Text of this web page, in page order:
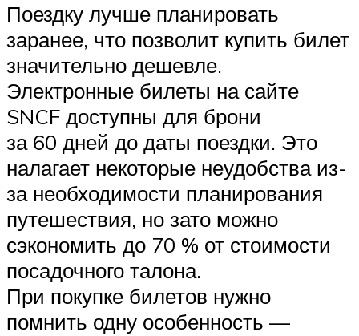
Поездку лучше планировать
заранее, что позволит купить билет
значительно дешевле.
Электронные билеты на сайте
SNCF доступны для брони
за 60 дней до даты поездки. Это
налагает некоторые неудобства из-
за необходимости планирования
путешествия, но зато можно
сэкономить до 70 % от стоимости
посадочного талона.
При покупке билетов нужно
помнить одну особенность —